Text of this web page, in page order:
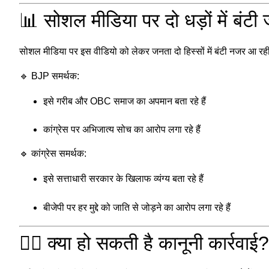
📊 सोशल मीडिया पर दो धड़ों में बंटी
सोशल मीडिया पर इस वीडियो को लेकर जनता दो हिस्सों में बंटी नजर आ
🔹 BJP समर्थक:
इसे गरीब और OBC समाज का अपमान बता रहे हैं
कांग्रेस पर अभिजात्य सोच का आरोप लगा रहे हैं
🔹 कांग्रेस समर्थक:
इसे सत्ताधारी सरकार के खिलाफ व्यंग्य बता रहे हैं
बीजेपी पर हर मुद्दे को जाति से जोड़ने का आरोप लगा रहे हैं
👩‍⚖️ क्या हो सकती है कानूनी कार्रवाई?